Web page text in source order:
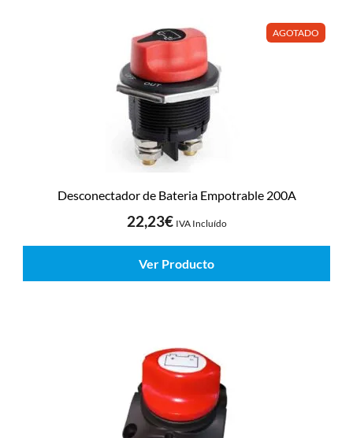
AGOTADO
Desconectador de Bateria Empotrable 200A
22,23€ IVA Incluído
Ver Producto